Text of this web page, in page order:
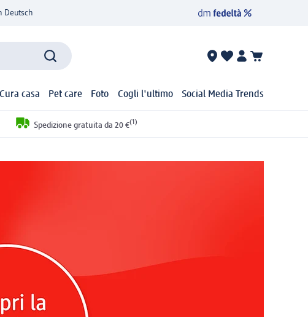
Deutsch
Cura casa Pet care Foto Cogli l'ultimo Social Media Trends
Spedizione gratuita da 20 €(1)